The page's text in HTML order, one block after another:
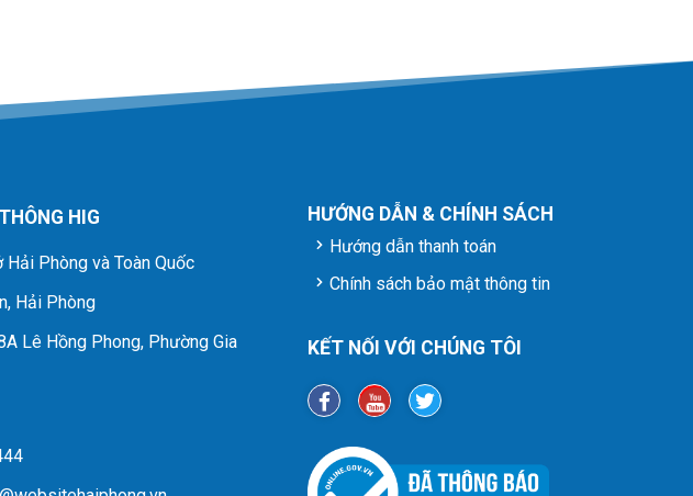
HƯỚNG DẪN & CHÍNH SÁCH
Hướng dẫn thanh toán
Chính sách bảo mật thông tin
KẾT NỐI VỚI CHÚNG TÔI
HIG
Phòng và Toàn Quốc
Hải Phòng
Lê Hồng Phong, Phường Gia